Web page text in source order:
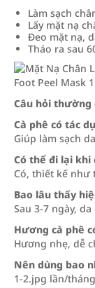
Làm sạch
Lấy mặt nạ
Đeo mặt nạ,
Tháo ra sau
Câu hỏi thường
Cà phê có tác
Giúp làm sạch
Có thể đi lại khi
Có, thiết kế như
Bao lâu thấy
Sau 3-7 ngày,
Hương cà phê
Hương nhẹ, dễ
Nên dùng bao
1-2.jpg lần/